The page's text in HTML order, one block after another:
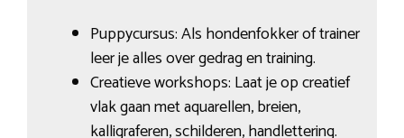
Puppycursus: Als hondenfokker of trainer
leer je alles over gedrag en training.
Creatieve workshops: Laat je op creatief
vlak gaan met aquarellen, breien,
kalligraferen, schilderen, handlettering.